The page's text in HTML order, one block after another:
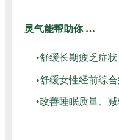
灵气能帮助你 …
•舒缓长期疲乏症
•舒缓女性经前综
•改善睡眠质量、